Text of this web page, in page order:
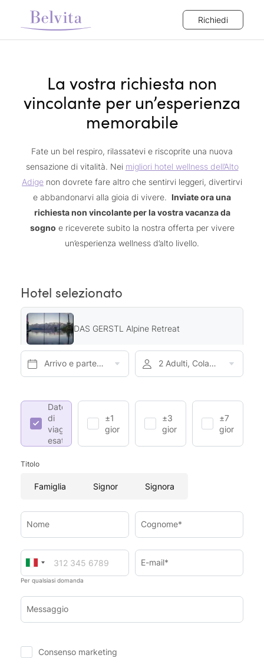
Richiedi
La vostra richiesta non
vincolante per un’esperienza
memorabile
Fate un bel respiro, rilassatevi e riscoprite una nuova
sensazione di vitalità. Nei migliori hotel wellness dell’Alto
Adige non dovrete fare altro che sentirvi leggeri, divertirvi
e abbandonarvi alla gioia di vivere. Inviate ora una
richiesta non vincolante per la vostra vacanza da
sogno e riceverete subito la nostra offerta per vivere
un’esperienza wellness d’alto livello.
Arrivo e partenza* 2 Adulti, Colazione
Date
di
viaggio
esatte
±1
giorno
±3
giorni
±7
giorni
Titolo
Famiglia Signor Signora
Nome Cognome*
Per qualsiasi domanda
E-mail*
Messaggio
Consenso marketing
Hotel selezionato
DAS GERSTL Alpine Retreat